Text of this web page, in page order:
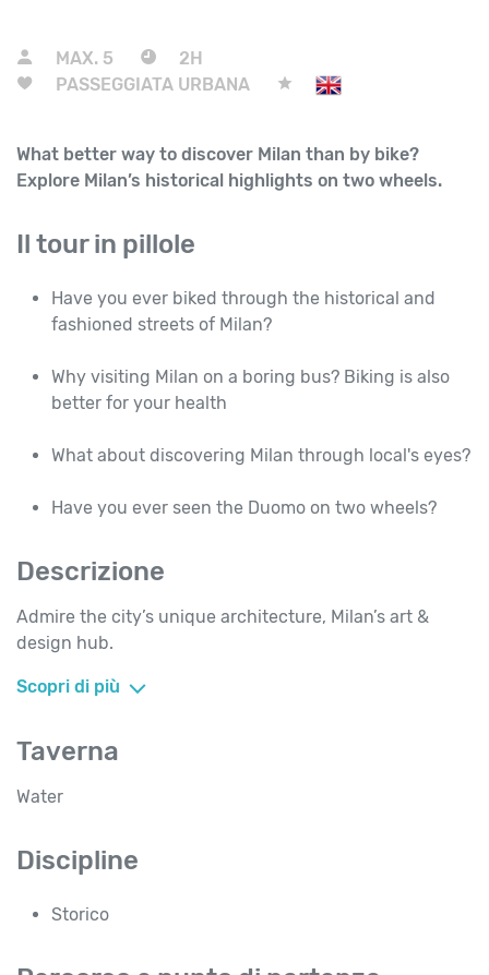
MAX. 5
2H
PASSEGGIATA URBANA
What better way to discover Milan than by bike?
Explore Milan’s historical highlights on two wheels.
Il tour in pillole
Have you ever biked through the historical and
fashioned streets of Milan?
Why visiting Milan on a boring bus? Biking is also
better for your health
What about discovering Milan through local's eyes?
Have you ever seen the Duomo on two wheels?
Descrizione
Admire the city’s unique architecture, Milan’s art &
design hub.
Scopri di più
Taverna
Water
Discipline
Storico